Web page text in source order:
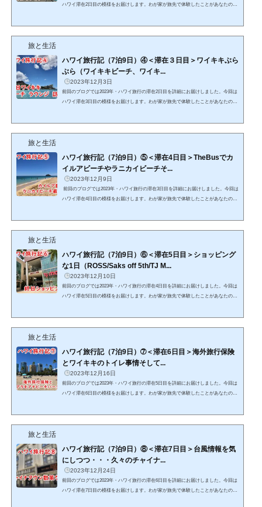
ハワイ滞在2日目の模様をお届けします。わが家が旅先で体験したことがあなたのハ
旅と生活
ハワイ旅行記（7泊9日）④＜滞在３日目＞ワイキキぶら
ぶら（ワイキキビーチ、ワイキ...
2023年12月3日
前回のブログでは2023年・ハワイ旅行の滞在2日目を詳細にお届けしました。今回は
ハワイ滞在3日目の模様をお届けします。わが家が旅先で体験したことがあなたのハ
旅と生活
ハワイ旅行記（7泊9日）⑤＜滞在4日目＞TheBusでカ
イルアビーチやラニカイビーチそ...
2023年12月9日
前回のブログでは2023年・ハワイ旅行の滞在3日目を詳細にお届けしました。今回は
ハワイ滞在4日目の模様をお届けします。わが家が旅先で体験したことがあなたのハ
旅と生活
ハワイ旅行記（7泊9日）⑥＜滞在5日目＞ショッピング
な1日（ROSS/Saks off 5th/TJ M...
2023年12月10日
前回のブログでは2023年・ハワイ旅行の滞在4日目を詳細にお届けしました。今回は
ハワイ滞在5日目の模様をお届けします。わが家が旅先で体験したことがあなたのハ
旅と生活
ハワイ旅行記（7泊9日）➆＜滞在6日目＞海外旅行保険
とワイキキのトイレ事情そして...
2023年12月16日
前回のブログでは2023年・ハワイ旅行の滞在5日目を詳細にお届けしました。今回は
ハワイ滞在6日目の模様をお届けします。わが家が旅先で体験したことがあなたのハ
旅と生活
ハワイ旅行記（7泊9日）⑧＜滞在7日目＞台風情報を気
にしつつ・・・久々のチャイナ...
2023年12月24日
前回のブログでは2023年・ハワイ旅行の滞在6日目を詳細にお届けしました。今回は
ハワイ滞在7日目の模様をお届けします。わが家が旅先で体験したことがあなたのハ